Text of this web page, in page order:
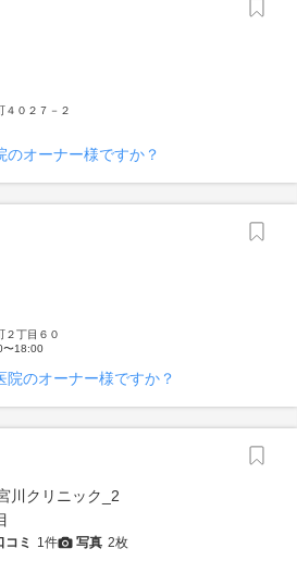
４０２７－２
のオーナー様ですか？
２丁目６０
〜18:00
院のオーナー様ですか？
コミ 1件 写真 2枚